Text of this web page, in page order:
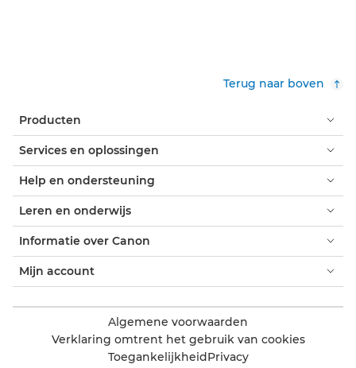
Terug naar boven
Producten
Services en oplossingen
Help en ondersteuning
Leren en onderwijs
Informatie over Canon
Mijn account
Algemene voorwaarden
Verklaring omtrent het gebruik van cookies
ToegankelijkheidPrivacy